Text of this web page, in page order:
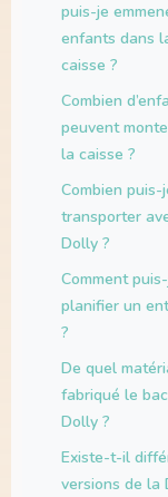
puis-je
enfants dans
caisse ?
Combien
peuvent
la caisse ?
Combien puis-
transporter
Dolly ?
Comment
planifier un
?
De quel
fabriqué le
Dolly ?
Existe-t-il
versions de la